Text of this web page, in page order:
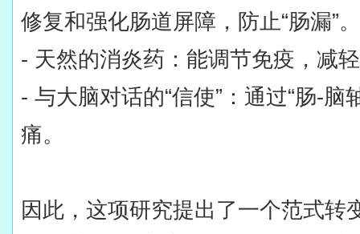
修复和强化肠道屏障，防止“肠漏”。
- 天然的消炎药：能调节免疫，减
- 与大脑对话的“信使”：通过“肠-
痛。
因此，这项研究提出了一个范式转